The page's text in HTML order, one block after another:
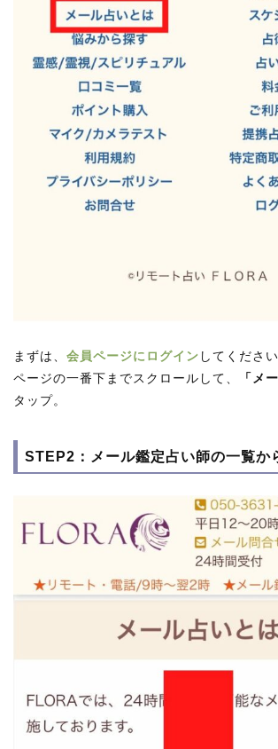
まずは、 会員ページにログイン してください
ページの一番下までスクロールして、
「メ
タップ。
STEP2：メール鑑定占い師の一覧か